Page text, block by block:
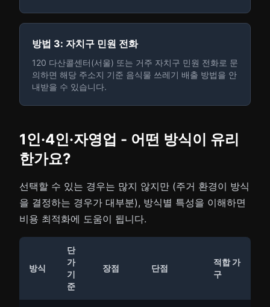
방법 3: 자치구 민원 전화
120 다산콜센터(서울) 또는 거주 자치구 민원 전화로 문
의하면 해당 주소지 기준 음식물 쓰레기 배출 방법을 안
내받을 수 있습니다.
1인·4인·자영업 - 어떤 방식이 유리
한가요?
선택할 수 있는 경우는 많지 않지만 (주거 환경이 방식
을 결정하는 경우가 대부분), 방식별 특성을 이해하면
비용 최적화에 도움이 됩니다.
방식
단
가
기
준
장점 단점
적합 가
구